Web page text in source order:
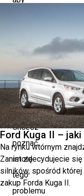
dojechać
pracy
na
czas.
Chcesz
poznać
istotę
tego
problemu
Ford Kuga II –
Na rynku wtórnym
Zanim zdecydujecie
silników, spośród
zakup Forda Kuga II.